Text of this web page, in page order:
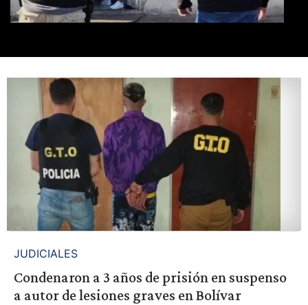
JUDICIALES
Condenaron a 3 años de prisión en suspenso
a autor de lesiones graves en Bolívar